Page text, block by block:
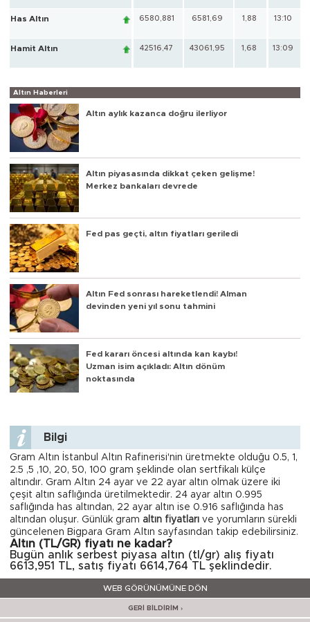
Has Altın 6580,881 6581,69 1,88 13:10
Hamit Altın 42516,47 43061,95 1,68 13:09
Altın Haberleri
Altın aylık kazanca doğru ilerliyor
Altın piyasasında dikkat çeken gelişme!
Merkez bankaları devrede
Fed pas geçti, altın fiyatları geriledi
Altın Fed sonrası hareketlendi! Alman
devinden yeni yıl sonu tahmini
Fed kararı öncesi altında kan kaybı!
Uzman isim açıkladı: Altın dönüm
noktasında
Bilgi
Gram Altın İstanbul Altın Rafinerisi'nin üretmekte olduğu 0.5, 1,
2.5 ,5 ,10, 20, 50, 100 gram şeklinde olan sertfikalı külçe
altındır. Gram Altın 24 ayar ve 22 ayar altın olmak üzere iki
çeşit altın saflığında üretilmektedir. 24 ayar altın 0.995
saflığında has altından, 22 ayar altın ise 0.916 saflığında has
altından oluşur. Günlük gram altın fiyatları ve yorumların sürekli
güncelenen Bigpara Gram Altın sayfasından takip edebilirsiniz.
Altın (TL/GR) fiyatı ne kadar?
Bugün anlık serbest piyasa altın (tl/gr) alış fiyatı
6613,951 TL, satış fiyatı 6614,764 TL şeklindedir.
WEB GÖRÜNÜMÜNE DÖN
GERİ BİLDİRİM ›